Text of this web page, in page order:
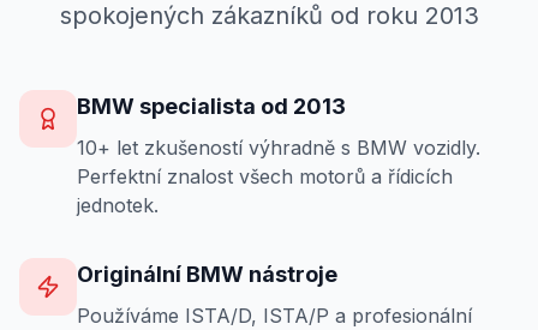
spokojených zákazníků od roku 2013
BMW specialista od 2013
10+ let zkušeností výhradně s BMW vozidly.
Perfektní znalost všech motorů a řídicích
jednotek.
Originální BMW nástroje
Používáme ISTA/D, ISTA/P a profesionální